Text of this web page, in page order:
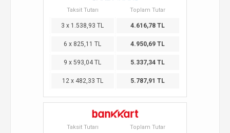
Taksit Tutarı Toplam Tutar
3 x 1.538,93 TL 4.616,78 TL
6 x 825,11 TL 4.950,69 TL
9 x 593,04 TL 5.337,34 TL
12 x 482,33 TL 5.787,91 TL
Taksit Tutarı Toplam Tutar